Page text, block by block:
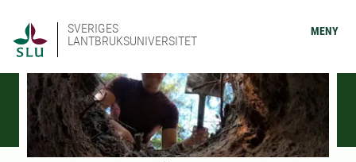
SVERIGES
LANTBRUKSUNIVERSITET
MENY